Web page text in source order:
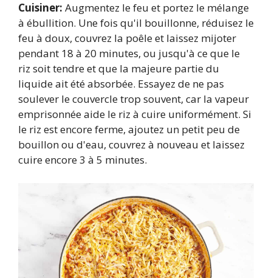
Cuisiner: Augmentez le feu et portez le mélange
à ébullition. Une fois qu'il bouillonne, réduisez le
feu à doux, couvrez la poêle et laissez mijoter
pendant 18 à 20 minutes, ou jusqu'à ce que le
riz soit tendre et que la majeure partie du
liquide ait été absorbée. Essayez de ne pas
soulever le couvercle trop souvent, car la vapeur
emprisonnée aide le riz à cuire uniformément. Si
le riz est encore ferme, ajoutez un petit peu de
bouillon ou d'eau, couvrez à nouveau et laissez
cuire encore 3 à 5 minutes.